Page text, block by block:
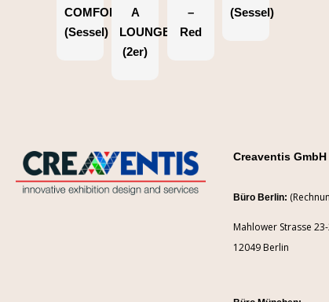
COMFORT
(Sessel)
A
LOUNGE
(2er)
–
Red
(Sessel)
Creaventis GmbH
Büro Berlin:
Mahlower Strasse
12049 Berlin